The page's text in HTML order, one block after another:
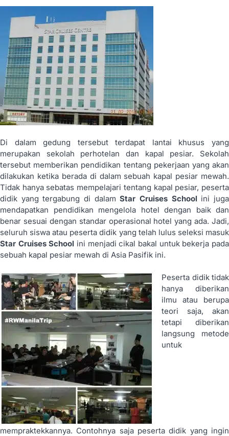
Di dalam gedung tersebut terdapat lantai khusus yang
merupakan sekolah perhotelan dan kapal pesiar. Sekolah
tersebut memberikan pendidikan tentang pekerjaan yang akan
dilakukan ketika berada di dalam sebuah kapal pesiar mewah.
Tidak hanya sebatas mempelajari tentang kapal pesiar, peserta
didik yang tergabung di dalamStar Cruises Schoolini juga
mendapatkan pendidikan mengelola hotel dengan baik dan
benar sesuai dengan standar operasional hotel yang ada. Jadi,
seluruh siswa atau peserta didik yang telah lulus seleksi masuk
Star Cruises School ini menjadi cikal bakal untuk bekerja pada
sebuah kapal pesiar mewah di Asia Pasifik ini.
Peserta didik tidak
hanya diberikan
ilmu atau berupa
teori saja, akan
tetapi diberikan
langsung metode
untuk
mempraktekkannya. Contohnya saja peserta didik yang ingin